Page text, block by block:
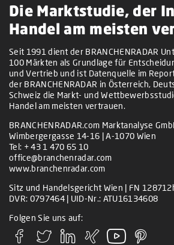
Die Marktstudie, der
Handel am meisten
Seit 1991 dient der BRANCHENRADAR
100 Märkten als Grundlage für
und Vertrieb und ist Datenquelle im
der BRANCHENRADAR in Österreich,
Schweiz die Markt- und
Handel am meisten vertrauen.
BRANCHENRADAR.com Marktanalyse
Wimbergergasse 14-16 | A-1070 Wien
Tel: + 43 1 470 65 10
office@branchenradar.com
www.branchenradar.com
Sitz und Handelsgericht Wien | FN
DVR: 0797464 | UID-Nr.: ATU16134608
Folgen Sie uns auf: